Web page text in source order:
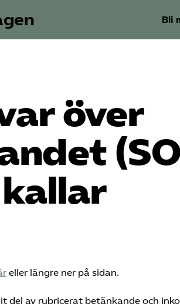
Bli
över
eller längre ner på sidan.
del av rubricerat betänkande och